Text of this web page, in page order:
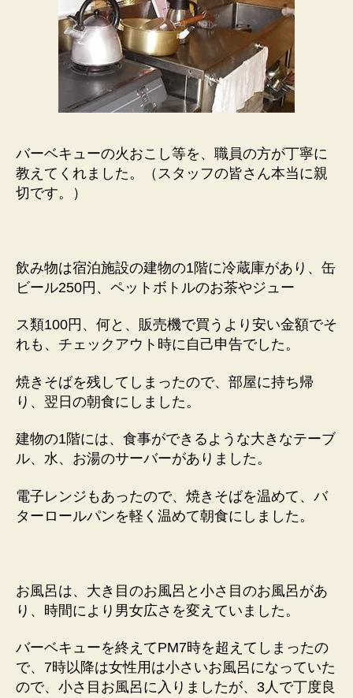
バーベキューの火おこし等を、職員の方が丁寧に
教えてくれました。（スタッフの皆さん本当に親
切です。）
飲み物は宿泊施設の建物の1階に冷蔵庫があり、缶
ビール250円、ペットボトルのお茶やジュー
ス類100円、何と、販売機で買うより安い金額でそ
れも、チェックアウト時に自己申告でした。
焼きそばを残してしまったので、部屋に持ち帰
り、翌日の朝食にしました。
建物の1階には、食事ができるような大きなテーブ
ル、水、お湯のサーバーがありました。
電子レンジもあったので、焼きそばを温めて、バ
ターロールパンを軽く温めて朝食にしました。
お風呂は、大き目のお風呂と小さ目のお風呂があ
り、時間により男女広さを変えていました。
バーベキューを終えてPM7時を超えてしまったの
で、7時以降は女性用は小さいお風呂になっていた
ので、小さ目お風呂に入りましたが、3人で丁度良